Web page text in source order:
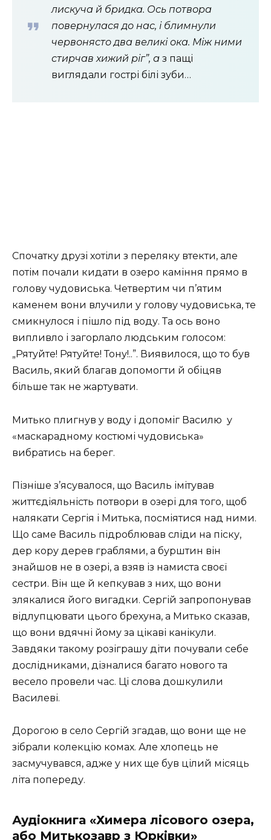
лискуча й бридка. Ось потвора
повернулася до нас, і блимнули
червонясто два великі ока. Між ними
стирчав хижий ріг”, а з пащі
виглядали гострі білі зуби…
Спочатку друзі хотіли з переляку втекти, але
потім почали кидати в озеро каміння прямо в
голову чудовиська. Четвертим чи п’ятим
каменем вони влучили у голову чудовиська, те
смикнулося і пішло під воду. Та ось воно
випливло і загорлало людським голосом:
„Рятуйте! Рятуйте! Тону!..”. Виявилося, що то був
Василь, який благав допомогти й обіцяв
більше так не жартувати.
Митько плигнув у воду і допоміг Василю у
«маскарадному костюмі чудовиська»
вибратись на берег.
Пізніше з’ясувалося, що Василь імітував
життєдіяльність потвори в озері для того, щоб
налякати Сергія і Митька, посміятися над ними.
Що саме Василь підроблював сліди на піску,
дер кору дерев граблями, а бурштин він
знайшов не в озері, а взяв із намиста своєї
сестри. Він ще й кепкував з них, що вони
злякалися його вигадки. Сергій запропонував
відлупцювати цього брехуна, а Митько сказав,
що вони вдячні йому за цікаві канікули.
Завдяки такому розіграшу діти почували себе
дослідниками, дізналися багато нового та
весело провели час. Ці слова дошкулили
Василеві.
Дорогою в село Сергій згадав, що вони ще не
зібрали колекцію комах. Але хлопець не
засмучувався, адже у них ще був цілий місяць
літа попереду.
Аудіокнига «Химера лісового озера,
або Митькозавр з Юрківки»